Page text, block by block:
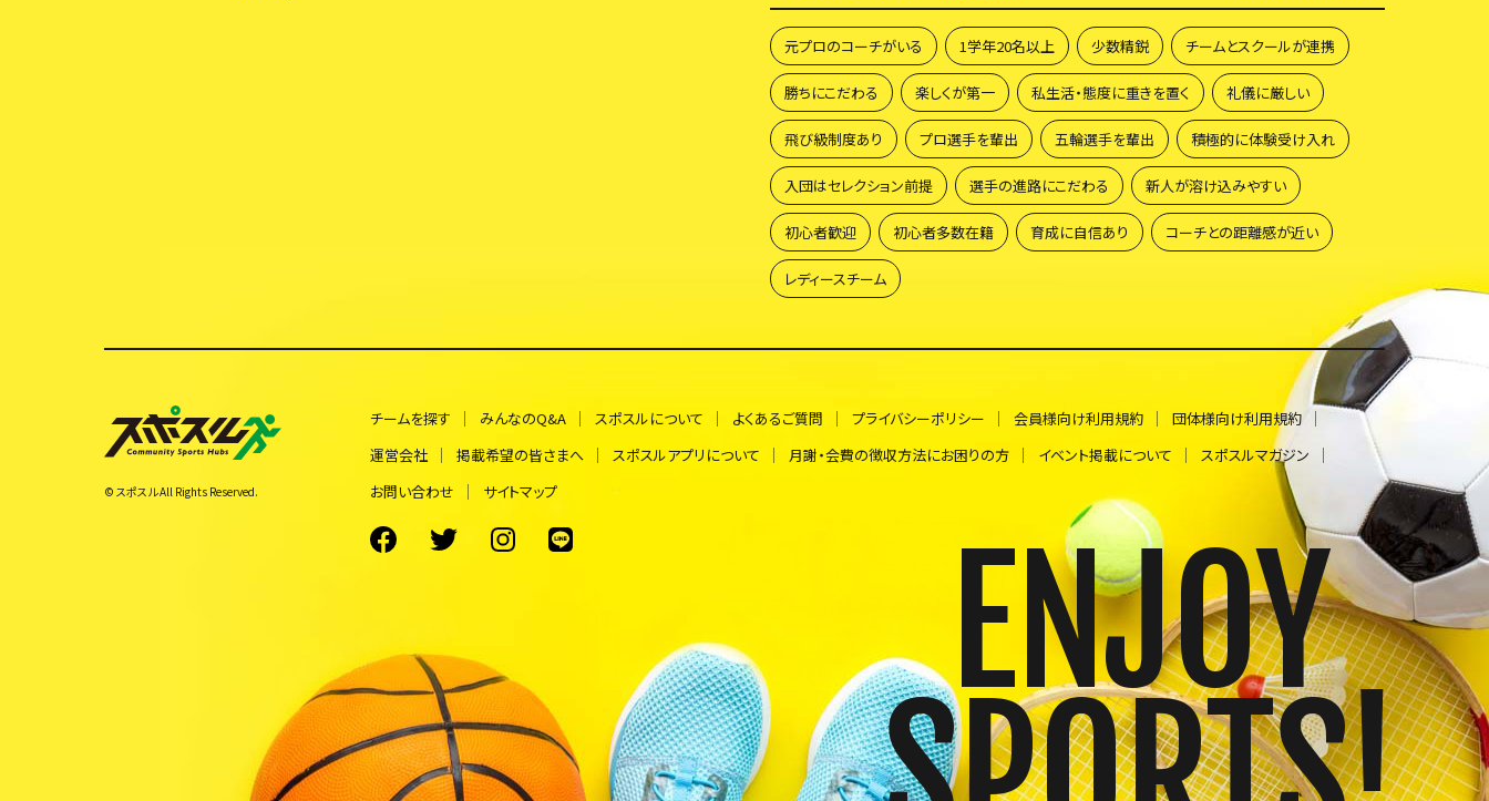
元プロのコーチがいる 1学年20名以上 少数精鋭 チームとスクールが連携
勝ちにこだわる 楽しくが第一 私生活・態度に重きを置く 礼儀に厳しい
飛び級制度あり プロ選手を輩出 五輪選手を輩出 積極的に体験受け入れ
入団はセレクション前提 選手の進路にこだわる 新人が溶け込みやすい
初心者歓迎 初心者多数在籍 育成に自信あり コーチとの距離感が近い
レディースチーム
© スポスル All Rights Reserved.
チームを探す みんなのQ&A スポスルについて よくあるご質問 プライバシーポリシー 会員様向け利用規約
団体様向け利用規約
運営会社
掲載希望の皆さまへ スポスルアプリについて 月謝・会費の徴収方法にお困りの方 イベント掲載について
スポスルマガジン
お問い合わせ
サイトマップ
ENJOY